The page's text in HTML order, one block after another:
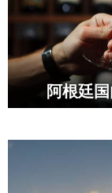
阿根廷